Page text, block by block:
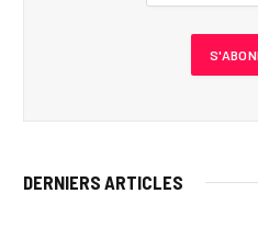
DERNIERS ARTICLES